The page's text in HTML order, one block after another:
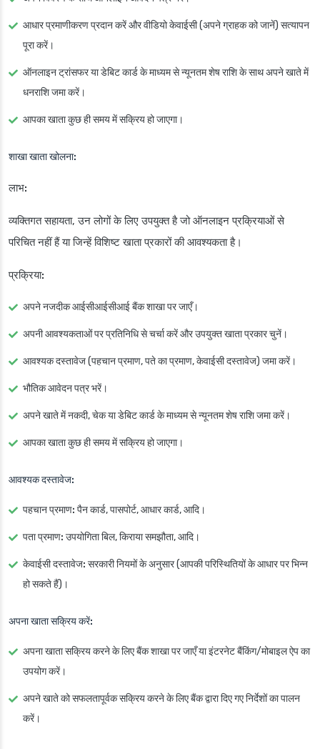
आधार प्रमाणीकरण प्रदान करें और वीडियो केवाईसी (अपने ग्राहक को जानें) सत्यापन
पूरा करें।
ऑनलाइन ट्रांसफर या डेबिट कार्ड के माध्यम से न्यूनतम शेष राशि के साथ अपने खाते में
धनराशि जमा करें।
आपका खाता कुछ ही समय में सक्रिय हो जाएगा।
शाखा खाता खोलना:
लाभ:
व्यक्तिगत सहायता, उन लोगों के लिए उपयुक्त है जो ऑनलाइन प्रक्रियाओं से
परिचित नहीं हैं या जिन्हें विशिष्ट खाता प्रकारों की आवश्यकता है।
प्रक्रिया:
अपने नजदीक आईसीआईसीआई बैंक शाखा पर जाएँ।
अपनी आवश्यकताओं पर प्रतिनिधि से चर्चा करें और उपयुक्त खाता प्रकार चुनें।
आवश्यक दस्तावेज (पहचान प्रमाण, पते का प्रमाण, केवाईसी दस्तावेज) जमा करें।
भौतिक आवेदन पत्र भरें।
अपने खाते में नकदी, चेक या डेबिट कार्ड के माध्यम से न्यूनतम शेष राशि जमा करें।
आपका खाता कुछ ही समय में सक्रिय हो जाएगा।
आवश्यक दस्तावेज:
पहचान प्रमाण: पैन कार्ड, पासपोर्ट, आधार कार्ड, आदि।
पता प्रमाण: उपयोगिता बिल, किराया समझौता, आदि।
केवाईसी दस्तावेज: सरकारी नियमों के अनुसार (आपकी परिस्थितियों के आधार पर भिन्न
हो सकते हैं)।
अपना खाता सक्रिय करें:
अपना खाता सक्रिय करने के लिए बैंक शाखा पर जाएँ या इंटरनेट बैंकिंग/मोबाइल ऐप का
उपयोग करें।
अपने खाते को सफलतापूर्वक सक्रिय करने के लिए बैंक द्वारा दिए गए निर्देशों का पालन
करें।